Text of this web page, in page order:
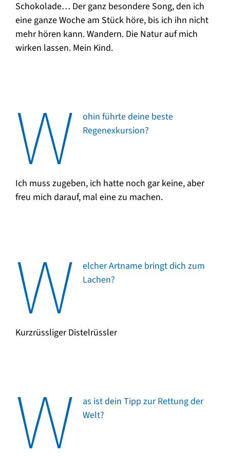
Schokolade… Der ganz besondere Song, den ich
eine ganze Woche am Stück höre, bis ich ihn nicht
mehr hören kann. Wandern. Die Natur auf mich
wirken lassen. Mein Kind.
W
ohin führte deine beste
Regenexkursion?
Ich muss zugeben, ich hatte noch gar keine, aber
freu mich darauf, mal eine zu machen.
W
elcher Artname bringt dich zum
Lachen?
Kurzrüssliger Distelrüssler
W
as ist dein Tipp zur Rettung der
Welt?